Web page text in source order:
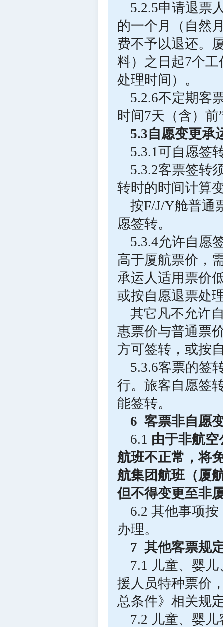
5.2.5申请退票
的一个月（自然
费不予以退还。
料）之日起7个
处理时间）。
5.2.6不定期客
时间7天（含）
5.3自愿变更承
5.3.1可自愿签
5.3.2客票签转
转时的时间计算
按F/J/Y舱普通
愿签转。
5.3.4允许自愿
高于厦航票价，
承运人适用票价
或按自愿退票处
其它凡不允许
惠票价与普通票
方可签转，或按
5.3.6客票的签
行。旅客自愿签
能签转。
6 客票非自愿
6.1 由于非航
航班不正常，将
航集团航班（厦
但不得变更至非
6.2 其他事项
办理。
7 其他客票规
7.1 儿童、婴
援人员特种票价
总条件》相关规
7.2 儿童、婴